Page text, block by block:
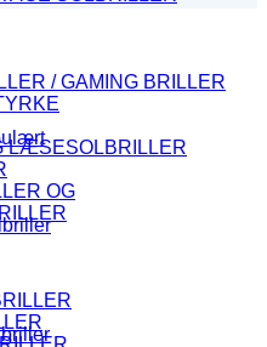
/ GAMING BRILLER
LÆSESOLBRILLER
OG